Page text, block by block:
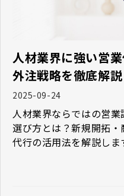
人材業界に強い営
外注戦略を徹底解説
2025-09-24
人材業界ならではの営
選び方とは？新規開拓・
代行の活用法を解説しま